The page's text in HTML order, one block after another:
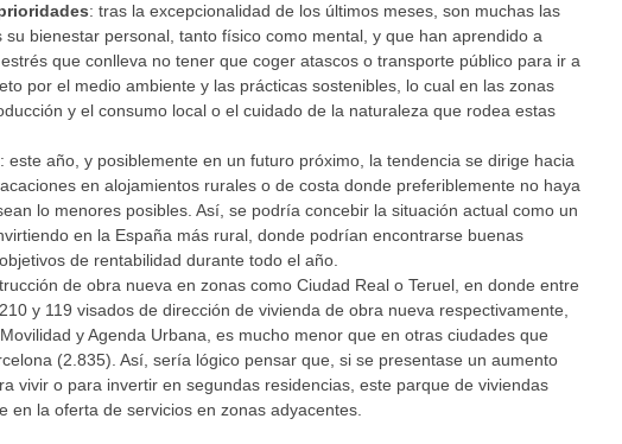
: tras la excepcionalidad de los últimos meses, son muchas las
bienestar personal, tanto físico como mental, y que han aprendido a
que conlleva no tener que coger atascos o transporte público para ir a
por el medio ambiente y las prácticas sostenibles, lo cual en las zonas
y el consumo local o el cuidado de la naturaleza que rodea estas
: este año, y posiblemente en un futuro próximo, la tendencia se dirige hacia
en alojamientos rurales o de costa donde preferiblemente no haya
lo menores posibles. Así, se podría concebir la situación actual como un
en la España más rural, donde podrían encontrarse buenas
de rentabilidad durante todo el año.
de obra nueva en zonas como Ciudad Real o Teruel, en donde entre
y 119 visados de dirección de vivienda de obra nueva respectivamente,
y Agenda Urbana, es mucho menor que en otras ciudades que
(2.835). Así, sería lógico pensar que, si se presentase un aumento
vivir o para invertir en segundas residencias, este parque de viviendas
en la oferta de servicios en zonas adyacentes.